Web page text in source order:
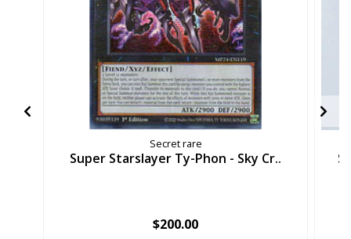
Secret rare
Super Starslayer Ty-Phon - Sky Cr..
$200.00